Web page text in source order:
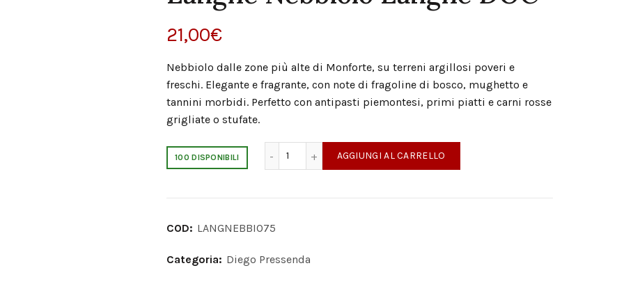
21,00€
Nebbiolo dalle zone più alte di Monforte, su terreni argillosi poveri e
freschi. Elegante e fragrante, con note di fragoline di bosco, mughetto e
tannini morbidi. Perfetto con antipasti piemontesi, primi piatti e carni rosse
grigliate o stufate.
100 DISPONIBILI AGGIUNGI AL CARRELLO
COD: LANGNEBBIO75
Categoria: Diego Pressenda